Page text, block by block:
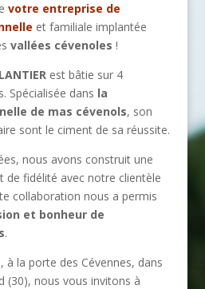
votre entreprise de
et familiale implantée
vallées cévenoles !
est bâtie sur 4
Spécialisée dans la
de mas cévenols, son
sont le ciment de sa réussite.
nous avons construit une
de fidélité avec notre clientèle
collaboration nous a permis
et bonheur de
.
, à la porte des Cévennes, dans
(30), nous vous invitons à